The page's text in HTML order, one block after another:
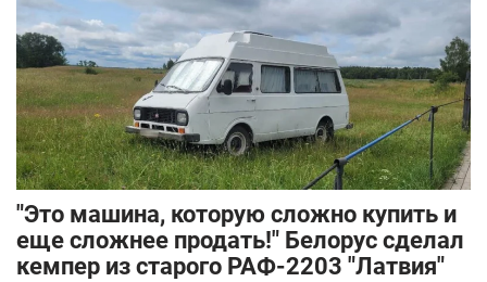
"Это машина, которую сложно купить и
еще сложнее продать!" Белорус сделал
кемпер из старого РАФ-2203 "Латвия"